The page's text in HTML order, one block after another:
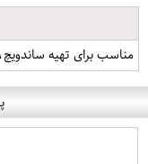
مناسب برای تهیه